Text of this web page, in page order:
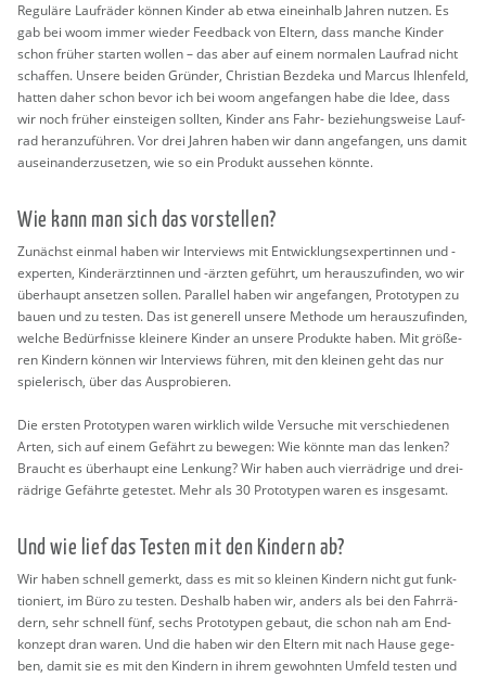
Re­gu­lä­re Lauf­rä­der kön­nen Kin­der ab etwa ein­ein­halb Jah­ren nut­zen. Es
gab bei woom immer wie­der Feed­back von El­tern, dass man­che Kin­der
schon frü­her star­ten wol­len – das aber auf einem nor­ma­len Lauf­rad nicht
schaf­fen. Un­se­re bei­den Grün­der, Chris­ti­an Bez­de­ka und Mar­cus Ih­len­feld,
hat­ten daher schon bevor ich bei woom an­ge­fan­gen habe die Idee, dass
wir noch frü­her ein­stei­gen soll­ten, Kin­der ans Fahr- be­zie­hungs­wei­se Lauf­
rad her­an­zu­füh­ren. Vor drei Jah­ren haben wir dann an­ge­fan­gen, uns damit
aus­ein­an­der­zu­set­zen, wie so ein Pro­dukt aus­se­hen könn­te.
Wie kann man sich das vor­stel­len?
Zu­nächst ein­mal haben wir In­ter­views mit Ent­wick­lungs­ex­per­tin­nen und -
ex­per­ten, Kin­der­ärz­tin­nen und -ärz­ten ge­führt, um her­aus­zu­fin­den, wo wir
über­haupt an­set­zen sol­len. Par­al­lel haben wir an­ge­fan­gen, Pro­to­ty­pen zu
bauen und zu tes­ten. Das ist ge­ne­rell un­se­re Me­tho­de um her­aus­zu­fin­den,
wel­che Be­dürf­nis­se klei­ne­re Kin­der an un­se­re Pro­duk­te haben. Mit grö­ße­
ren Kin­dern kön­nen wir In­ter­views füh­ren, mit den klei­nen geht das nur
spie­le­risch, über das Aus­pro­bie­ren.
Die ers­ten Pro­to­ty­pen waren wirk­lich wilde Ver­su­che mit ver­schie­de­nen
Arten, sich auf einem Ge­fährt zu be­we­gen: Wie könn­te man das len­ken?
Braucht es über­haupt eine Len­kung? Wir haben auch vier­räd­ri­ge und drei­
räd­ri­ge Ge­fähr­te ge­tes­tet. Mehr als 30 Pro­to­ty­pen waren es ins­ge­samt.
Und wie lief das Tes­ten mit den Kin­dern ab?
Wir haben schnell ge­merkt, dass es mit so klei­nen Kin­dern nicht gut funk­
tio­niert, im Büro zu tes­ten. Des­halb haben wir, an­ders als bei den Fahr­rä­
dern, sehr schnell fünf, sechs Pro­to­ty­pen ge­baut, die schon nah am End­
kon­zept dran waren. Und die haben wir den El­tern mit nach Hause ge­ge­
ben, damit sie es mit den Kin­dern in ihrem ge­wohn­ten Um­feld tes­ten und